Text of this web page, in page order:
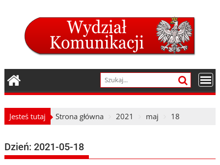
Jesteś tutaj Strona główna 2021 maj 18
Dzień:2021-05-18